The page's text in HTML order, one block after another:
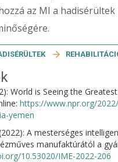
az MI a
World is Seeing the
https://www.npr.org/
yemen
A mesterséges
manufaktúrától a
10.53020/IME-2022-206